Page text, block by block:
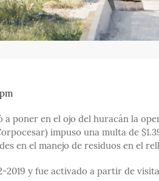
poner en el ojo del huracán la
impuso una multa de
en el manejo de residuos en el
2019 y fue activado a partir de